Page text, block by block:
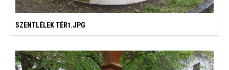
SZENTLÉLEK TÉR1.JPG